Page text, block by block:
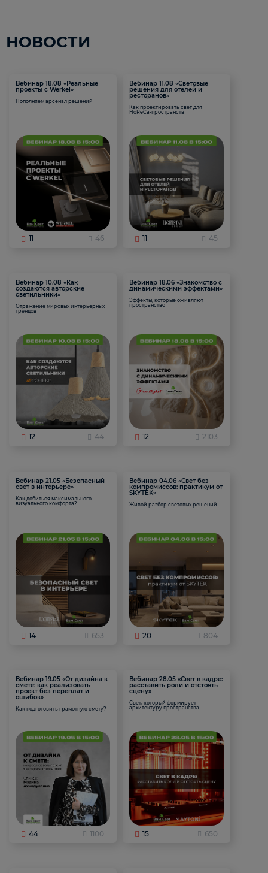
НОВОСТИ
Вебинар 18.08 «Реальные
проекты с Werkel»
Пополняем арсенал решений
11 46
Вебинар 11.08 «Световые
решения для отелей и
ресторанов»
Как проектировать свет для
HoReCa-пространств
11 45
Вебинар 10.08 «Как
создаются авторские
светильники»
Отражение мировых интерьерных
трендов
12 44
Вебинар 18.06 «Знакомство с
динамическими эффектами»
Эффекты, которые оживляют
пространство
12 2103
Вебинар 21.05 «Безопасный
свет в интерьере»
Как добиться максимального
визуального комфорта?
14 653
Вебинар 04.06 «Свет без
компромиссов: практикум от
SKYTEK»
Живой разбор световых решений
20 804
Вебинар 19.05 «От дизайна к
смете: как реализовать
проект без переплат и
ошибок»
Как подготовить грамотную смету?
44 1100
Вебинар 28.05 «Свет в кадре:
расставить роли и отстоять
сцену»
Свет, который формирует
архитектуру пространства.
15 650